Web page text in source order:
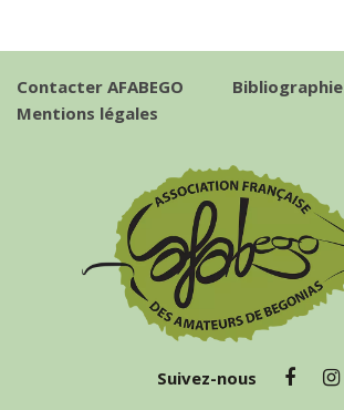
Contacter AFABEGO
Bibliographie
Mentions légales
Suivez-nous